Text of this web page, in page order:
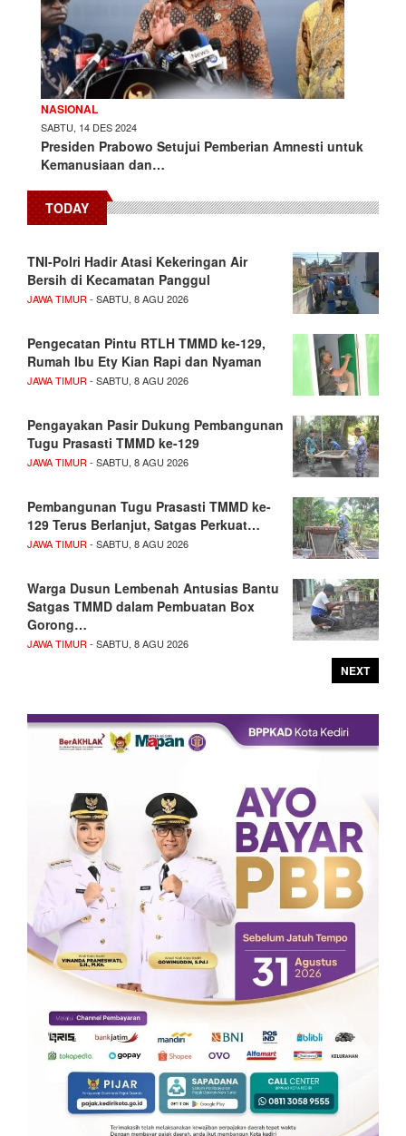
NASIONAL
SABTU, 14 DES 2024
Presiden Prabowo Setujui Pemberian Amnesti untuk
Kemanusiaan dan…
TODAY
TNI-Polri Hadir Atasi Kekeringan Air
Bersih di Kecamatan Panggul
JAWA TIMUR - SABTU, 8 AGU 2026
Pengecatan Pintu RTLH TMMD ke-129,
Rumah Ibu Ety Kian Rapi dan Nyaman
JAWA TIMUR - SABTU, 8 AGU 2026
Pengayakan Pasir Dukung Pembangunan
Tugu Prasasti TMMD ke-129
JAWA TIMUR - SABTU, 8 AGU 2026
Pembangunan Tugu Prasasti TMMD ke-
129 Terus Berlanjut, Satgas Perkuat…
JAWA TIMUR - SABTU, 8 AGU 2026
Warga Dusun Lembenah Antusias Bantu
Satgas TMMD dalam Pembuatan Box
Gorong…
JAWA TIMUR - SABTU, 8 AGU 2026
NEXT